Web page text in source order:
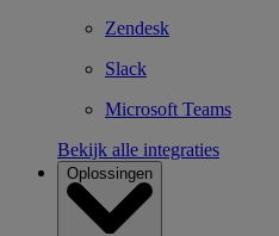
Zendesk
Slack
Microsoft Teams
Bekijk alle integraties
Oplossingen